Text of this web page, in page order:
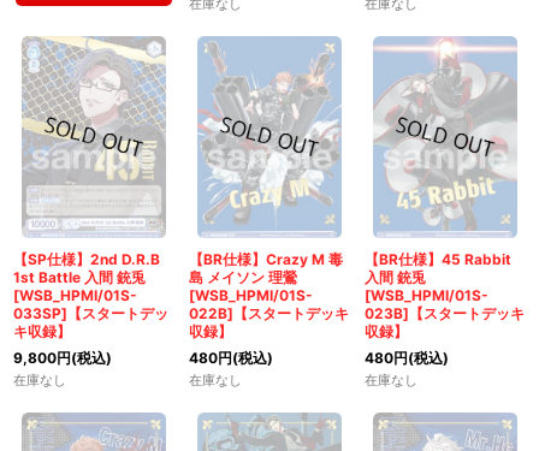
在庫なし 在庫なし
【SP仕様】2nd D.R.B
1st Battle 入間 銃兎
[WSB_HPMI/01S-
033SP]【スタートデッ
キ収録】
9,800円(税込)
在庫なし
【BR仕様】Crazy M 毒
島 メイソン 理鶯
[WSB_HPMI/01S-
022B]【スタートデッキ
収録】
480円(税込)
在庫なし
【BR仕様】45 Rabbit
入間 銃兎
[WSB_HPMI/01S-
023B]【スタートデッキ
収録】
480円(税込)
在庫なし